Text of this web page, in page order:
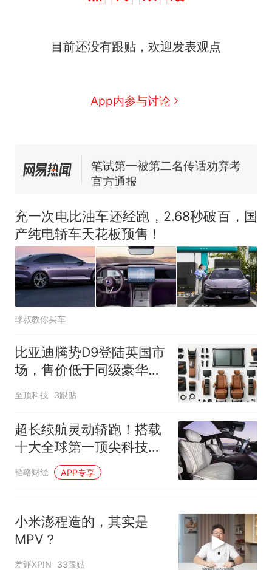
目前还没有跟贴，欢迎发表观点
App内参与讨论
任院长一职，不清楚辞职信来
号，仅凭视频评出？中国烹饪
140多朵
美国渔民钓获鲨鱼徒手将其拽
回大海 目击者直呼震惊 （视频
笔试第一被第二名传话劝弃考
官方通报
似南京大学数院院长辞职信流
传，院方回应：喻良教授已卸
任院长一职，不清楚辞职信来
源；曾用手绘图做头像
充一次电比油车还经跑，2.68秒破百，国
产纯电轿车天花板预售！
球叔教你买车
比亚迪腾势D9登陆英国市
场，售价低于同级豪华
MPV
至顶科技 3跟贴
超长续航灵动轿跑！搭载
十大全球第一顶尖科技，
腾势Z9S重磅登场
韬略财经 APP专享
小米澎程造的，其实是
MPV？
差评XPIN 33跟贴